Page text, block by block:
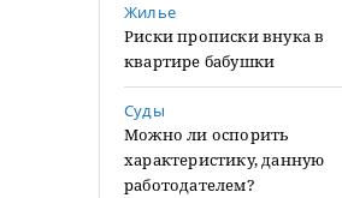
Жилье
Риски прописки внука в
квартире бабушки
Суды
Можно ли оспорить
характеристику, данную
работодателем?